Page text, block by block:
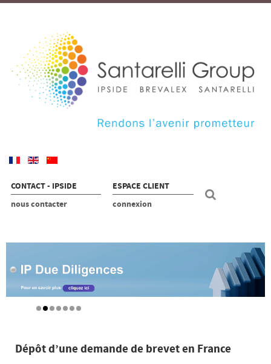
CONTACT - IPSIDE
nous contacter
ESPACE CLIENT
connexion
Dépôt d’une demande de brevet en France